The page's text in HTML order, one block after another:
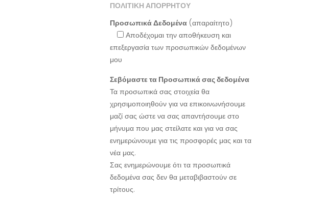
ΠΟΛΙΤΙΚΗ ΑΠΟΡΡΗΤΟΥ
Προσωπικά Δεδομένα(απαραίτητο)
Αποδέχομαι την αποθήκευση και
επεξεργασία των προσωπικών δεδομένων
μου
Σεβόμαστε τα Προσωπικά σας δεδομένα
Τα προσωπικά σας στοιχεία θα
χρησιμοποιηθούν για να επικοινωνήσουμε
μαζί σας ώστε να σας απαντήσουμε στο
μήνυμα που μας στείλατε και για να σας
ενημερώνουμε για τις προσφορές μας και τα
νέα μας.
Σας ενημερώνουμε ότι τα προσωπικά
δεδομένα σας δεν θα μεταβιβαστούν σε
τρίτους.